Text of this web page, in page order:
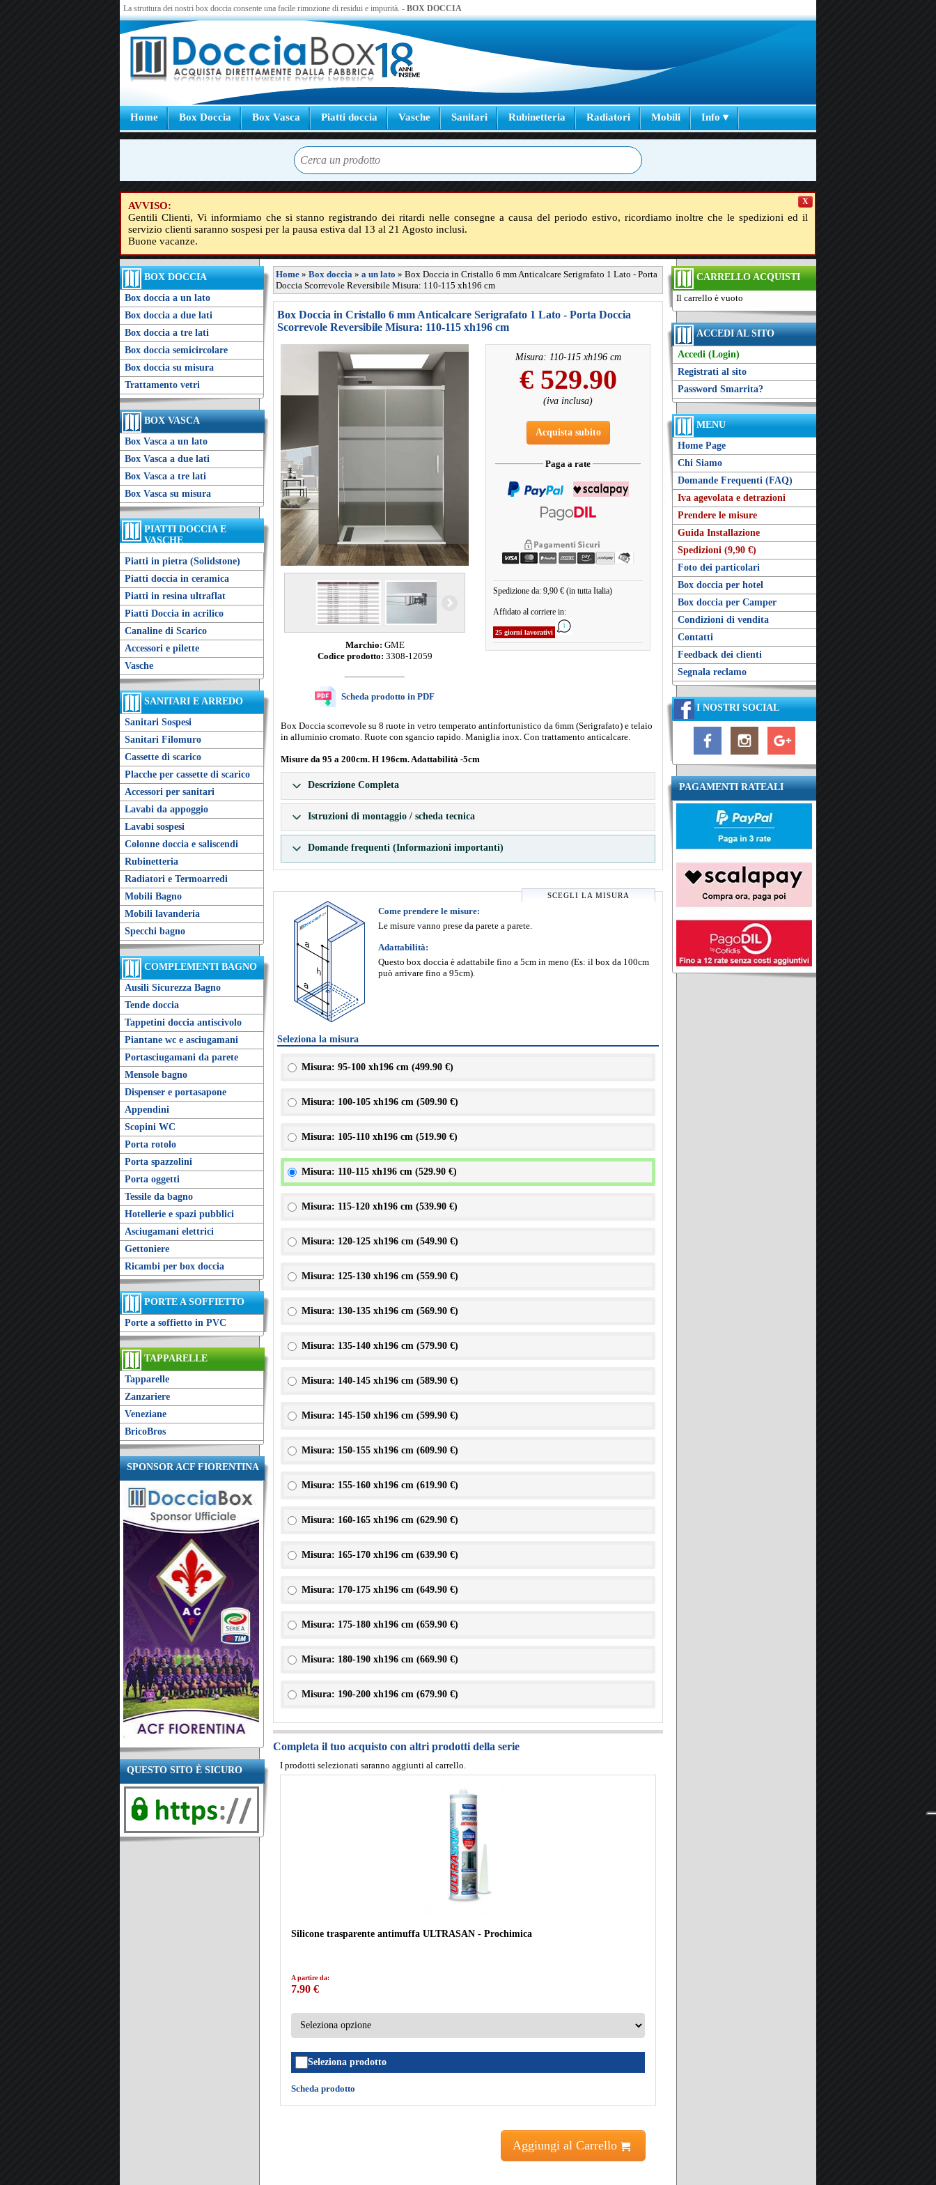
La struttura dei nostri box doccia consente una facile rimozione di residui e impurità. - BOX DOCCIA
Home Box Doccia Box Vasca Piatti doccia Vasche Sanitari Rubinetteria Radiatori Mobili Info ▾
AVVISO:
Gentili Clienti, Vi informiamo che si stanno registrando dei ritardi nelle consegne a causa del periodo estivo, ricordiamo inoltre che le spedizioni ed il
servizio clienti saranno sospesi per la pausa estiva dal 13 al 21 Agosto inclusi.
Buone vacanze.
X
BOX DOCCIA
Box doccia a un lato
Box doccia a due lati
Box doccia a tre lati
Box doccia semicircolare
Box doccia su misura
Trattamento vetri
BOX VASCA
Box Vasca a un lato
Box Vasca a due lati
Box Vasca a tre lati
Box Vasca su misura
PIATTI DOCCIA E
VASCHE
Piatti in pietra (Solidstone)
Piatti doccia in ceramica
Piatti in resina ultraflat
Piatti Doccia in acrilico
Canaline di Scarico
Accessori e pilette
Vasche
SANITARI E ARREDO
Sanitari Sospesi
Sanitari Filomuro
Cassette di scarico
Placche per cassette di scarico
Accessori per sanitari
Lavabi da appoggio
Lavabi sospesi
Colonne doccia e saliscendi
Rubinetteria
Radiatori e Termoarredi
Mobili Bagno
Mobili lavanderia
Specchi bagno
COMPLEMENTI BAGNO
Ausili Sicurezza Bagno
Tende doccia
Tappetini doccia antiscivolo
Piantane wc e asciugamani
Portasciugamani da parete
Mensole bagno
Dispenser e portasapone
Appendini
Scopini WC
Porta rotolo
Porta spazzolini
Porta oggetti
Tessile da bagno
Hotellerie e spazi pubblici
Asciugamani elettrici
Gettoniere
Ricambi per box doccia
PORTE A SOFFIETTO
Porte a soffietto in PVC
TAPPARELLE
Tapparelle
Zanzariere
Veneziane
BricoBros
SPONSOR ACF FIORENTINA
QUESTO SITO È SICURO
CARRELLO ACQUISTI
Il carrello è vuoto
ACCEDI AL SITO
Accedi (Login)
Registrati al sito
Password Smarrita?
MENU
Home Page
Chi Siamo
Domande Frequenti (FAQ)
Iva agevolata e detrazioni
Prendere le misure
Guida Installazione
Spedizioni (9,90 €)
Foto dei particolari
Box doccia per hotel
Box doccia per Camper
Condizioni di vendita
Contatti
Feedback dei clienti
Segnala reclamo
I NOSTRI SOCIAL
PAGAMENTI RATEALI
Home » Box doccia » a un lato » Box Doccia in Cristallo 6 mm Anticalcare Serigrafato 1 Lato - Porta
Doccia Scorrevole Reversibile Misura: 110-115 xh196 cm
Box Doccia in Cristallo 6 mm Anticalcare Serigrafato 1 Lato - Porta Doccia
Scorrevole Reversibile Misura: 110-115 xh196 cm
Marchio: GME
Codice prodotto: 3308-12059
Scheda prodotto in PDF
Misura: 110-115 xh196 cm
€ 529.90
(iva inclusa)
Acquista subito
Paga a rate
Spedizione da: 9,90 € (in tutta Italia)
Affidato al corriere in:
25 giorni lavorativi
Box Doccia scorrevole su 8 ruote in vetro temperato antinfortunistico da 6mm (Serigrafato) e telaio
in alluminio cromato. Ruote con sgancio rapido. Maniglia inox. Con trattamento anticalcare.
Misure da 95 a 200cm. H 196cm. Adattabilità -5cm
Descrizione Completa
Istruzioni di montaggio / scheda tecnica
Domande frequenti (Informazioni importanti)
SCEGLI LA MISURA
Come prendere le misure:
Le misure vanno prese da parete a parete.
Adattabilità:
Questo box doccia è adattabile fino a 5cm in meno (Es: il box da 100cm
può arrivare fino a 95cm).
Seleziona la misura
Misura: 95-100 xh196 cm (499.90 €)
Misura: 100-105 xh196 cm (509.90 €)
Misura: 105-110 xh196 cm (519.90 €)
Misura: 110-115 xh196 cm (529.90 €)
Misura: 115-120 xh196 cm (539.90 €)
Misura: 120-125 xh196 cm (549.90 €)
Misura: 125-130 xh196 cm (559.90 €)
Misura: 130-135 xh196 cm (569.90 €)
Misura: 135-140 xh196 cm (579.90 €)
Misura: 140-145 xh196 cm (589.90 €)
Misura: 145-150 xh196 cm (599.90 €)
Misura: 150-155 xh196 cm (609.90 €)
Misura: 155-160 xh196 cm (619.90 €)
Misura: 160-165 xh196 cm (629.90 €)
Misura: 165-170 xh196 cm (639.90 €)
Misura: 170-175 xh196 cm (649.90 €)
Misura: 175-180 xh196 cm (659.90 €)
Misura: 180-190 xh196 cm (669.90 €)
Misura: 190-200 xh196 cm (679.90 €)
Completa il tuo acquisto con altri prodotti della serie
I prodotti selezionati saranno aggiunti al carrello.
Silicone trasparente antimuffa ULTRASAN - Prochimica
A partire da:
7.90 €
Seleziona prodotto
Scheda prodotto
Aggiungi al Carrello